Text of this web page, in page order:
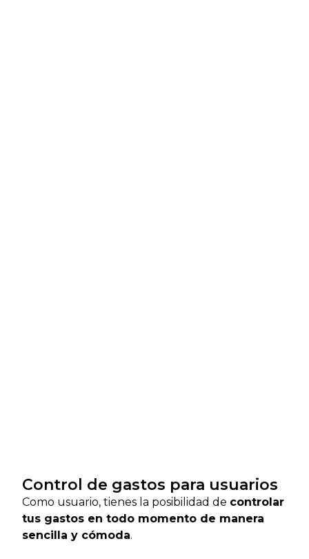
Control de gastos para usuarios
Como usuario, tienes la posibilidad de controlar
tus gastos en todo momento de manera
sencilla y cómoda.